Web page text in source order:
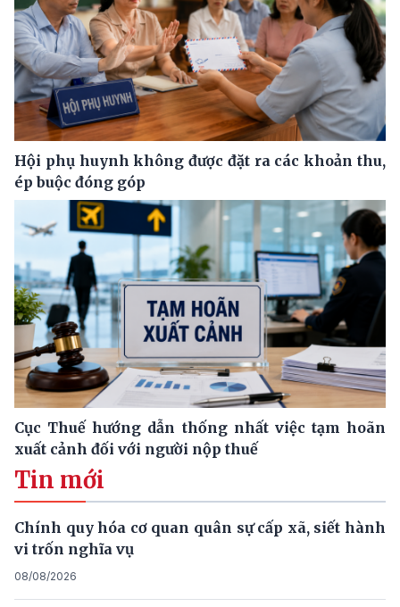
Hội phụ huynh không được đặt ra các khoản thu,
ép buộc đóng góp
Cục Thuế hướng dẫn thống nhất việc tạm hoãn
xuất cảnh đối với người nộp thuế
Tin mới
Chính quy hóa cơ quan quân sự cấp xã, siết hành
vi trốn nghĩa vụ
08/08/2026